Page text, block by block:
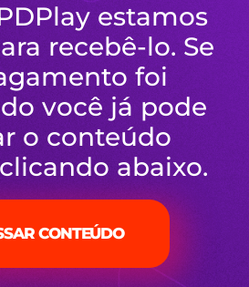
estamos
recebê-lo. Se
foi
você já pode
o conteúdo
abaixo.
CONTEÚDO